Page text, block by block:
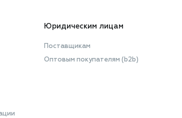
Юридическим лицам
Поставщикам
Оптовым покупателям (b2b)